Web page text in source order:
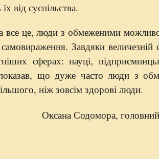
від суспільства.
все це, люди з обмеженими
Завдяки
сферах: науці,
показав, що дуже часто люди з
ніж зовсім здорові люди.
Оксана Содомора, головний